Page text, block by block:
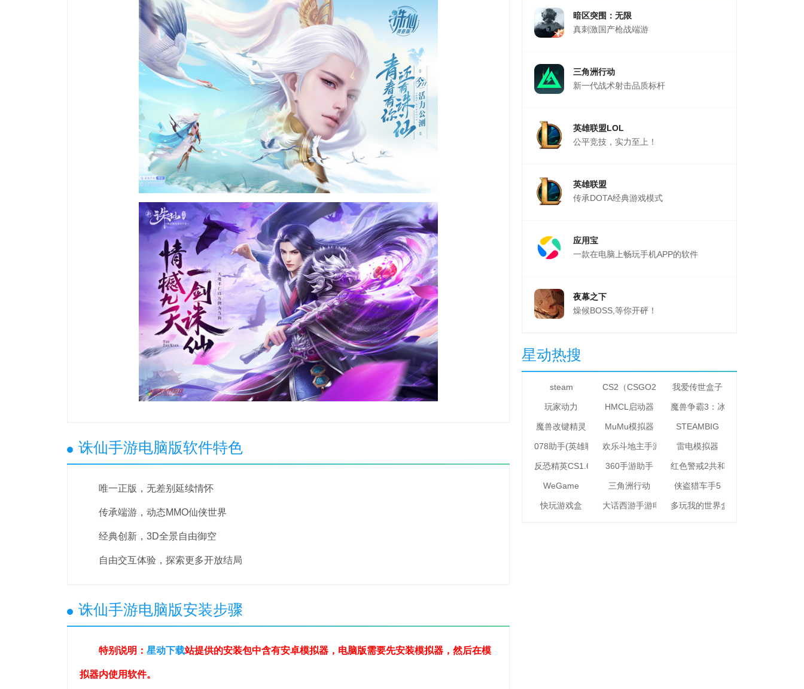
诛仙手游电脑版软件特色
唯一正版，无差别延续情怀
传承端游，动态MMO仙侠世界
经典创新，3D全景自由御空
自由交互体验，探索更多开放结局
诛仙手游电脑版安装步骤
特别说明： 星动下载站提供的安装包中含有安卓模拟器，电脑版需要先安装模拟器，然后在模
拟器内使用软件。
暗区突围：无限
真刺激国产枪战端游
三角洲行动
新一代战术射击品质标杆
英雄联盟LOL
公平竞技，实力至上！
英雄联盟
传承DOTA经典游戏模式
应用宝
一款在电脑上畅玩手机APP的软件
夜幕之下
燥候BOSS,等你开砰！
星动热搜
steam CS2（CSGO2） 我爱传世盒子
玩家动力 HMCL启动器 魔兽争霸3：冰封王座
魔兽改键精灵 MuMu模拟器 STEAMBIG
078助手(英雄联盟助手)欢乐斗地主手游电脑版雷电模拟器
反恐精英CS1.6 360手游助手 红色警戒2共和国之辉
WeGame 三角洲行动 侠盗猎车手5
快玩游戏盒 大话西游手游电脑版多玩我的世界盒子